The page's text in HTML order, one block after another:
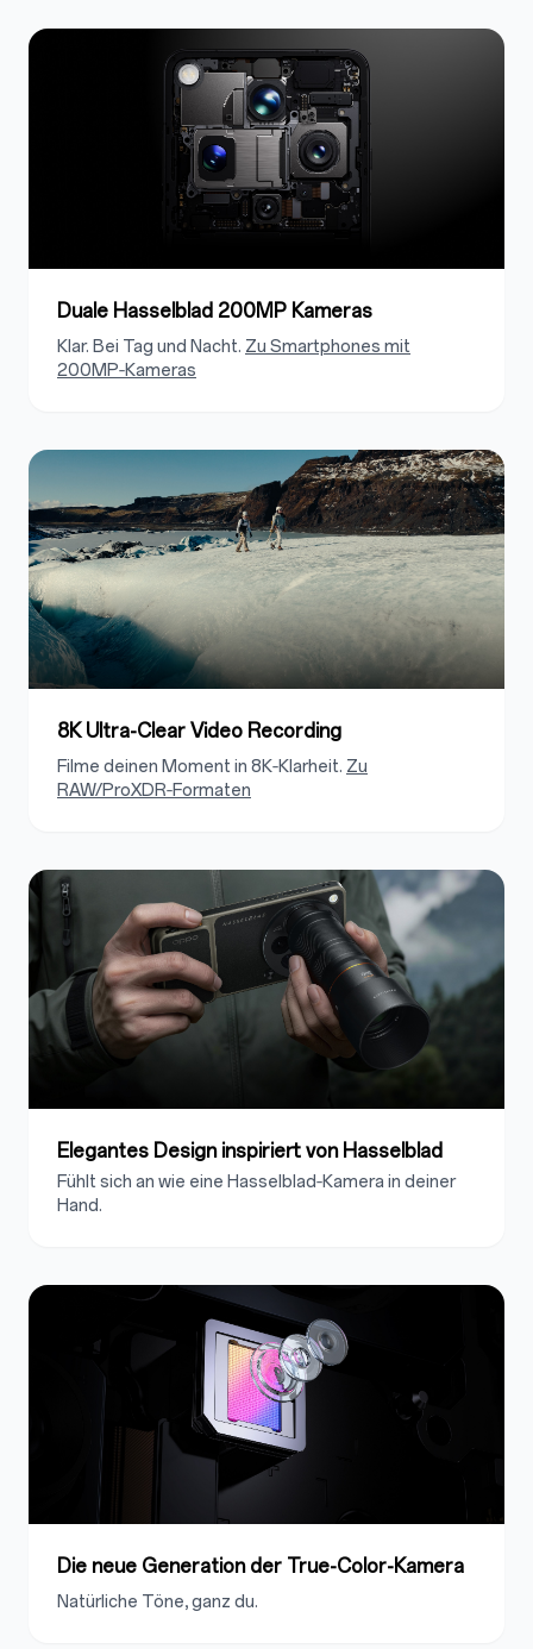
Duale Hasselblad 200MP Kameras
Klar. Bei Tag und Nacht. Zu Smartphones mit
200MP‑Kameras
8K Ultra-Clear Video Recording
Filme deinen Moment in 8K‑Klarheit. Zu
RAW/ProXDR‑Formaten
Elegantes Design inspiriert von Hasselblad
Fühlt sich an wie eine Hasselblad‑Kamera in deiner
Hand.
Die neue Generation der True-Color-Kamera
Natürliche Töne, ganz du.